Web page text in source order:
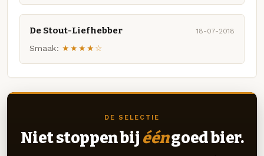
De Stout-Liefhebber 18-07-2018
Smaak: ★★★★☆
DE SELECTIE
Niet stoppen bij ééngoed bier.